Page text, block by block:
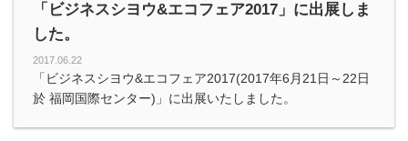
「ビジネスシヨウ&エコフェア2017」に出展しま
した。
2017.06.22
「ビジネスシヨウ&エコフェア2017(2017年6月21日～22日
於 福岡国際センター)」に出展いたしました。